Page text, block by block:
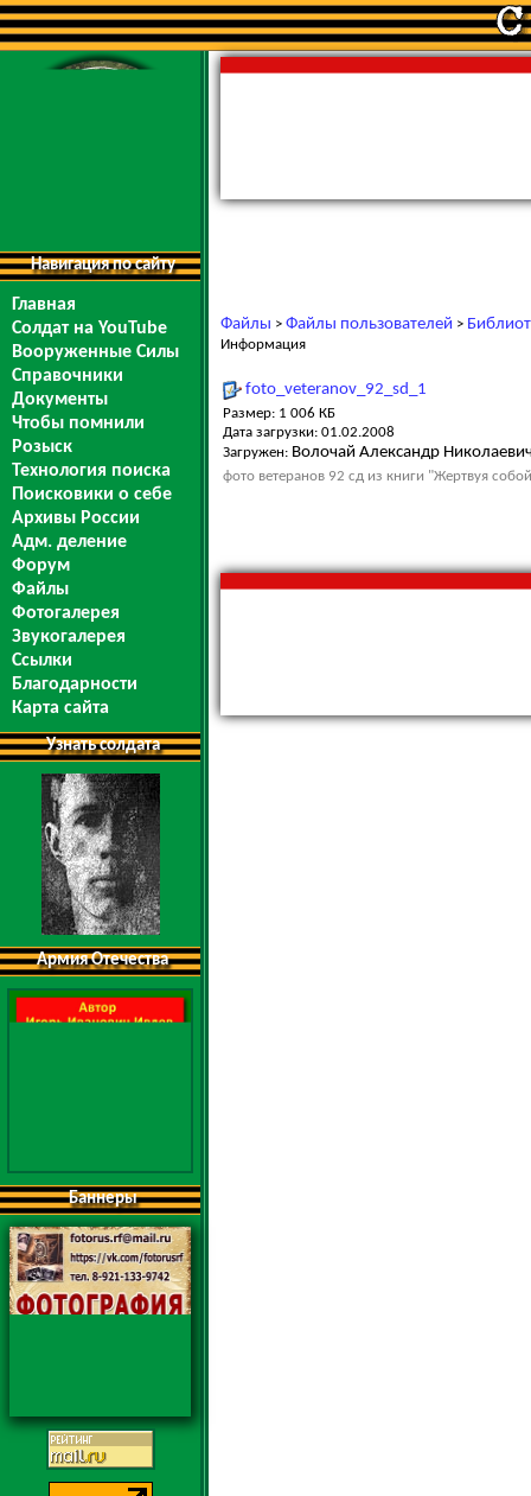
Навигация по сайту
Главная
Солдат на YouTube
Вооруженные Силы
Справочники
Документы
Чтобы помнили
Розыск
Технология поиска
Поисковики о себе
Архивы России
Адм. деление
Форум
Файлы
Фотогалерея
Звукогалерея
Ссылки
Благодарности
Карта сайта
Узнать солдата
Армия Отечества
Баннеры
Файлы > Файлы пользователей >
Информация
foto_veteranov_92_sd_1
Размер: 1 006 КБ
Дата загрузки: 01.02.2008
Загружен: Волочай Александр
фото ветеранов 92 сд из книги "Жертвуя